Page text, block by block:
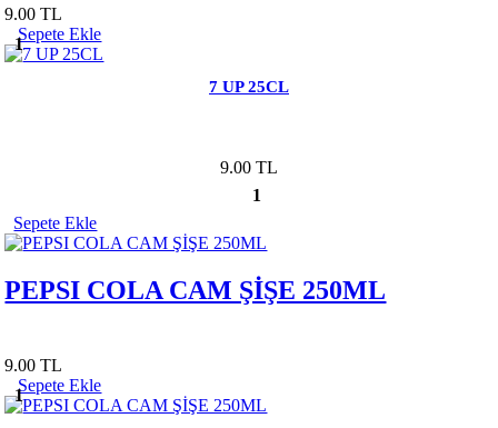
9.00 TL
1
Sepete Ekle
7 UP 25CL
9.00 TL
1
Sepete Ekle
PEPSI COLA CAM ŞİŞE 250ML
9.00 TL
1
Sepete Ekle